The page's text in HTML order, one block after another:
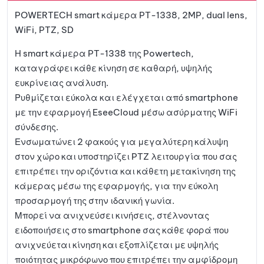
αγαπη
POWERTECH smart κάμερα PT-1338, 2MP, dual lens,
WiFi, PTZ, SD
Η smart κάμερα PT-1338 της Powertech,
καταγράφει κάθε κίνηση σε καθαρή, υψηλής
ευκρίνειας ανάλυση.
Ρυθμίζεται εύκολα και ελέγχεται από smartphone
με την εφαρμογή EseeCloud μέσω ασύρματης WiFi
σύνδεσης.
Ενσωματώνει 2 φακούς για μεγαλύτερη κάλυψη
στον χώρο και υποστηρίζει PTZ λειτουργία που σας
επιτρέπει την οριζόντια και κάθετη μετακίνηση της
κάμερας μέσω της εφαρμογής, για την εύκολη
προσαρμογή της στην ιδανική γωνία.
Μπορεί να ανιχνεύσει κινήσεις, στέλνοντας
ειδοποιήσεις στο smartphone σας κάθε φορά που
ανιχνεύεται κίνηση και εξοπλίζεται με υψηλής
ποιότητας μικρόφωνο που επιτρέπει την αμφίδρομη